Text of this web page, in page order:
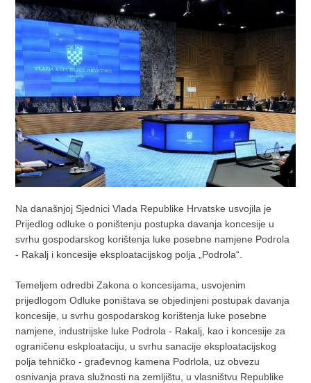
Na današnjoj Sjednici Vlada Republike Hrvatske usvojila je
Prijedlog odluke o poništenju postupka davanja koncesije u
svrhu gospodarskog korištenja luke posebne namjene Podrola
- Rakalj i koncesije eksploatacijskog polja „Podrola“.
Temeljem odredbi Zakona o koncesijama, usvojenim
prijedlogom Odluke poništava se objedinjeni postupak davanja
koncesije, u svrhu gospodarskog korištenja luke posebne
namjene, industrijske luke Podrola - Rakalj, kao i koncesije za
ograničenu eskploataciju, u svrhu sanacije eksploatacijskog
polja tehničko - građevnog kamena Podrlola, uz obvezu
osnivanja prava služnosti na zemljištu, u vlasništvu Republike